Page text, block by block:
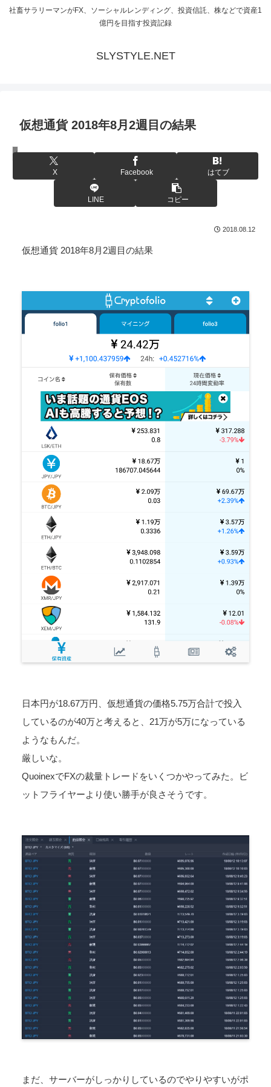
社畜サラリーマンがFX、ソーシャルレンディング、投資信託、株などで資産1
億円を目指す投資記録
SLYSTYLE.NET
仮想通貨 2018年8月2週目の結果
仮想通貨
X Facebook はてブ
LINE コピー
2018.08.12
仮想通貨 2018年8月2週目の結果
日本円が18.67万円、仮想通貨の価格5.75万 合計で投入
しているのが40万と考えると、21万が5万になっている
ようなもんだ。
厳しいな。
QuoinexでFXの裁量トレードをいくつかやってみた。ビ
ットフライヤーより使い勝手が良さそうです。
まだ、サーバーがしっかりしているのでやりやすいがポ